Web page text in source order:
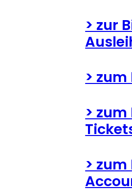
> zur
>
>
>